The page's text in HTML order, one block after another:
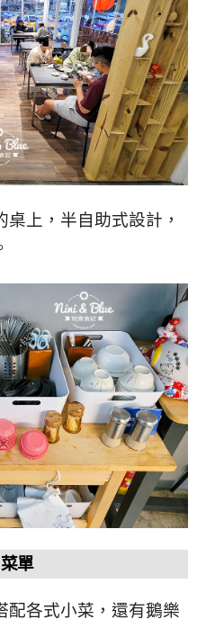
上，半自助式設計，
單
配各式小菜，還有鵝樂